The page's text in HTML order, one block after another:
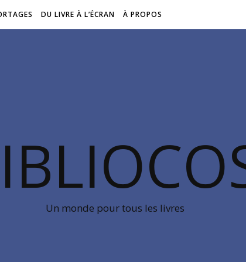
DU LIVRE À L’ÉCRAN À PROPOS
Un monde pour tous les livres